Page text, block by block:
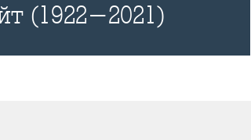
(1922-2021)